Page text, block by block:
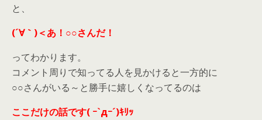
と、
(´∀｀)＜あ！○○さんだ！
ってわかります。
コメント周りで知ってる人を見かけると一方的に
○○さんがいる～と勝手に嬉しくなってるのは
ここだけの話です( ｰ`дｰ´)ｷﾘｯ